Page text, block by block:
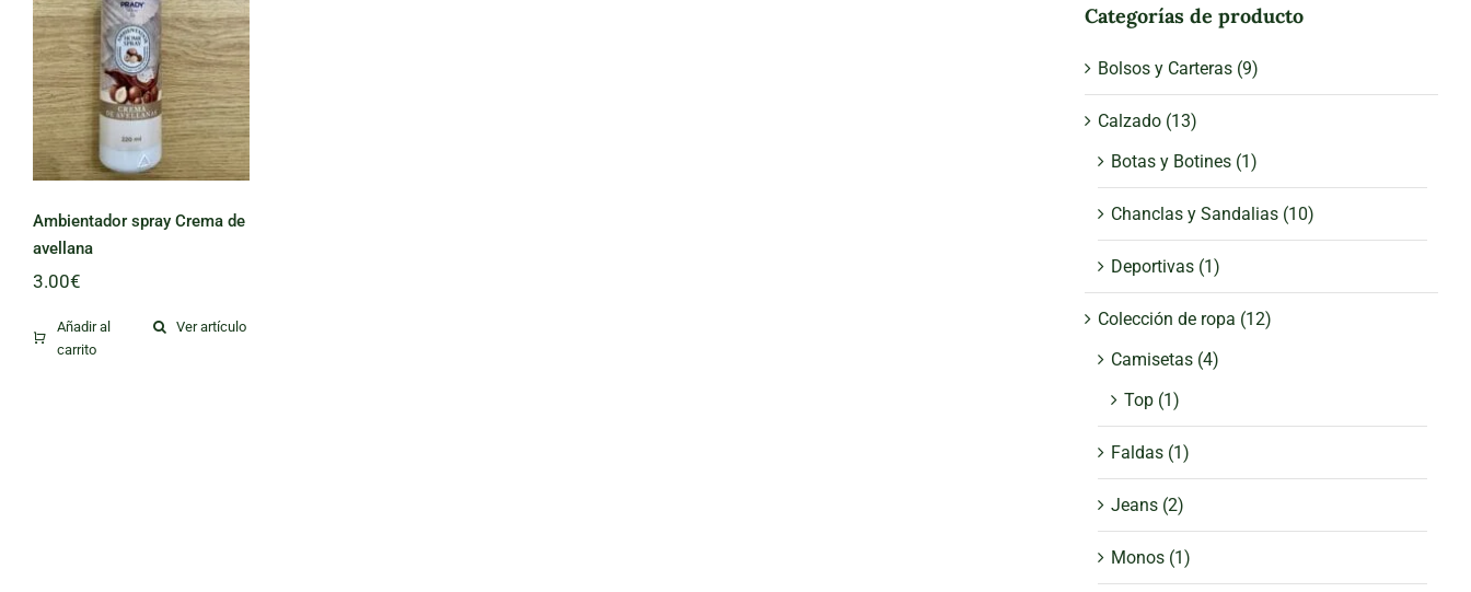
Ambientador
spray Crema de
avellana
Ambientador spray Crema de
avellana
3.00€
Añadir al
carrito
Ver artículo
Categorías de producto
Bolsos y Carteras (9)
Calzado (13)
Botas y Botines (1)
Chanclas y Sandalias (10)
Deportivas (1)
Colección de ropa (12)
Camisetas (4)
Top (1)
Faldas (1)
Jeans (2)
Monos (1)